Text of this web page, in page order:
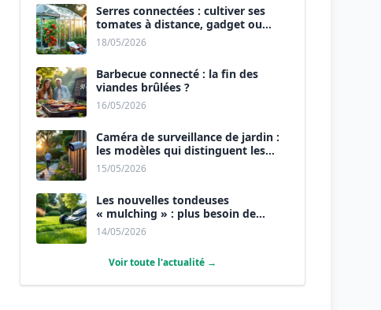
Serres connectées : cultiver ses
tomates à distance, gadget ou
révolution ?
18/05/2026
Barbecue connecté : la fin des
viandes brûlées ?
16/05/2026
Caméra de surveillance de jardin :
les modèles qui distinguent les
humains des animaux.
15/05/2026
Les nouvelles tondeuses
« mulching » : plus besoin de
ramasser l’herbe.
14/05/2026
Voir toute l'actualité →